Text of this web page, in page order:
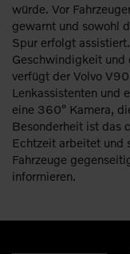
würde. Vor
gewarnt und sowohl
Spur erfolgt
Geschwindigkeit und
verfügt der Volvo
Lenkassistenten und
eine 360° Kamera,
Besonderheit ist das
Echtzeit arbeitet und
Fahrzeuge
informieren.